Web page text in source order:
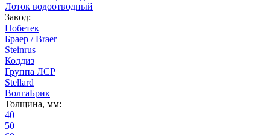
Лоток водоотводный
Завод:
Нобетек
Браер / Braer
Steinrus
Колдиз
Группа ЛСР
Stellard
ВолгаБрик
Толщина, мм:
40
50